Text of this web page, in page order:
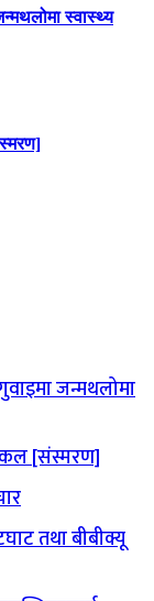
स्वास्थ्य
जन्मथलोमा
[संस्मरण]
तथा बीबीक्यू